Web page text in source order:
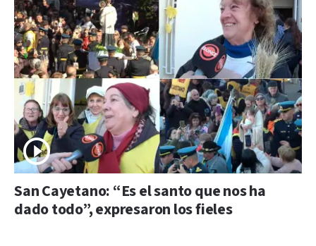
San Cayetano: “Es el santo que nos ha
dado todo”, expresaron los fieles